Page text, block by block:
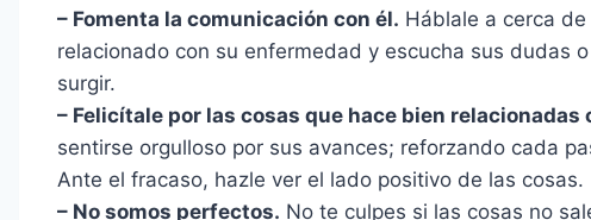
– Fomenta la comunicación con él. Háblale a cerca
relacionado con su enfermedad y escucha sus dudas
surgir.
– Felicítale por las cosas que hace bien
sentirse orgulloso por sus avances; reforzando cada
Ante el fracaso, hazle ver el lado positivo de las cosas.
– No somos perfectos. No te culpes si las cosas no